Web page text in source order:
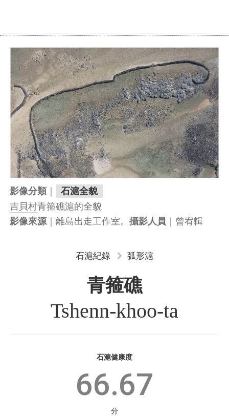
影像分類｜ 石滬全貌
吉貝村青箍礁滬的全貌
影像來源 ｜離島出走工作室。攝影人員 ｜曾宥輯
石滬紀錄 弧形滬
青箍礁
Tshenn-khoo-ta
石滬健康度
66.67
分